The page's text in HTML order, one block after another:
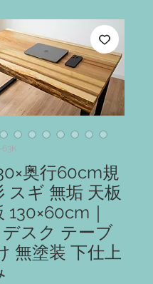
奥行60cm規
スギ 無垢 天板
130×60cm｜
デスク テーブ
無塗装 下仕上